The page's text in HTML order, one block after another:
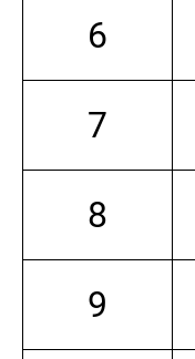
6
7
8
9